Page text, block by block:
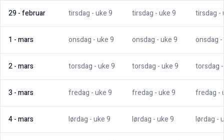
29-februar tirsdag - uke9 tirsdag - uke9 tirsdag -
1 -mars onsdag - uke9 onsdag - uke9 onsdag
2-mars torsdag - uke9 torsdag - uke9 torsdag
3 -mars fredag - uke9 fredag - uke9 fredag -
4-mars lørdag - uke9 lørdag - uke9 lørdag -